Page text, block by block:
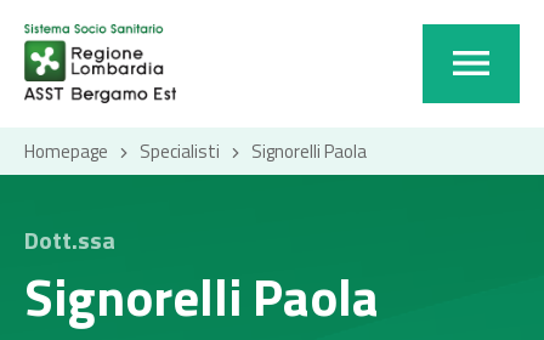
Homepage Specialisti Signorelli Paola
Dott.ssa
Signorelli Paola